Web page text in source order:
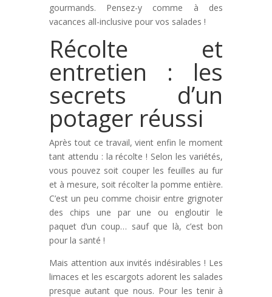
gourmands. Pensez-y comme à des
vacances all-inclusive pour vos salades !
Récolte et
entretien : les
secrets d’un
potager réussi
Après tout ce travail, vient enfin le moment
tant attendu : la récolte ! Selon les variétés,
vous pouvez soit couper les feuilles au fur
et à mesure, soit récolter la pomme entière.
C’est un peu comme choisir entre grignoter
des chips une par une ou engloutir le
paquet d’un coup… sauf que là, c’est bon
pour la santé !
Mais attention aux invités indésirables ! Les
limaces et les escargots adorent les salades
presque autant que nous. Pour les tenir à